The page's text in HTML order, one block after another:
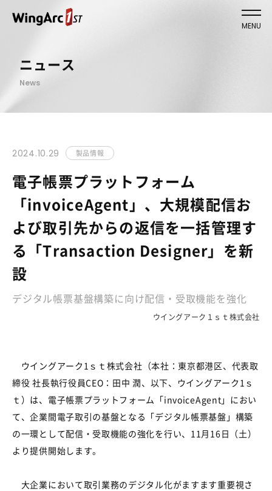
MENU
ニュース
News
2024.10.29 製品情報
電子帳票プラットフォーム
「invoiceAgent」、大規模配信お
よび取引先からの返信を一括管理す
る「Transaction Designer」を新
設
デジタル帳票基盤構築に向け配信・受取機能を強化
ウイングアーク１ｓｔ株式会社
ウイングアーク 1 ｓｔ株式会社（本社：東京都港区、代表取
締役 社長執行役員CEO ：田中 潤、以下、ウイングアーク 1 ｓ
ｔ）は、電子帳票プラットフォーム「invoiceAgent」におい
て、企業間電子取引の基盤となる「デジタル帳票基盤」構築
の一環として配信・受取機能の強化を行い、 11月 16日（土）
より提供開始します。
大企業において取引業務のデジタル化がますます重要視さ